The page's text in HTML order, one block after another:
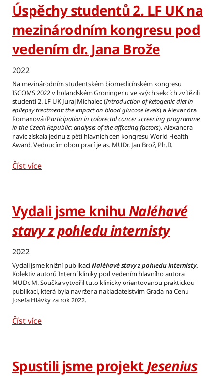
Úspěchy studentů 2. LF UK na
mezinárodním kongresu pod
vedením dr. Jana Brože
2022
Na mezinárodním studentském biomedicínském kongresu
ISCOMS 2022 v holandském Groningenu ve svých sekcích zvítězili
studenti 2. LF UK Juraj Michalec (Introduction of ketogenic diet in
epilepsy treatment: the impact on blood glucose levels) a Alexandra
Romanová (Participation in colorectal cancer screening programme
in the Czech Republic: analysis of the affecting factors). Alexandra
navíc získala jednu z pěti hlavních cen kongresu World Health
Award. Vedoucím obou prací je as. MUDr. Jan Brož, Ph.D.
Číst více
Vydali jsme knihuNaléhavé
stavy z pohledu internisty
2022
Vydali jsme knižní publikaciNaléhavé stavy z pohledu internisty.
Kolektiv autorů Interní kliniky pod vedením hlavního autora
MUDr. M. Součka vytvořil tuto klinicky orientovanou praktickou
publikaci, která byla navržena nakladatelstvím Grada na Cenu
Josefa Hlávky za rok 2022.
Číst více
Spustili jsme projektJesenius